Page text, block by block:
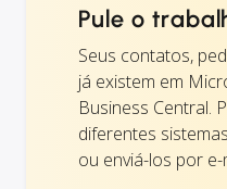
Pule o
Seus contatos,
já existem em
Business Central.
diferentes
ou enviá-los por e-